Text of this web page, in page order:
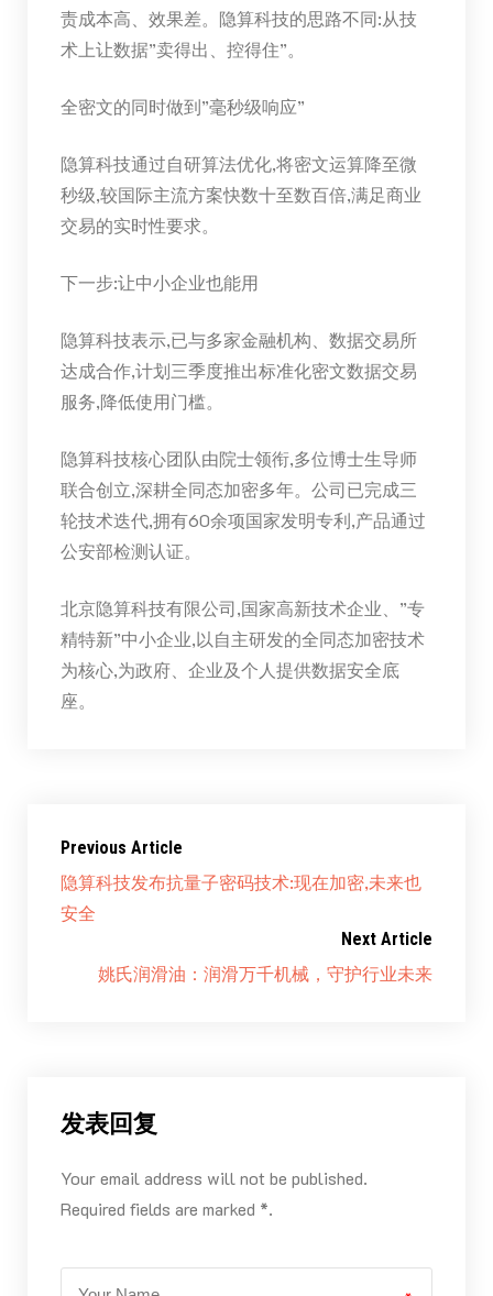
责成本高、效果差。隐算科技的思路不同:从技
术上让数据”卖得出、控得住”。
全密文的同时做到”毫秒级响应”
隐算科技通过自研算法优化,将密文运算降至微
秒级,较国际主流方案快数十至数百倍,满足商业
交易的实时性要求。
下一步:让中小企业也能用
隐算科技表示,已与多家金融机构、数据交易所
达成合作,计划三季度推出标准化密文数据交易
服务,降低使用门槛。
隐算科技核心团队由院士领衔,多位博士生导师
联合创立,深耕全同态加密多年。公司已完成三
轮技术迭代,拥有60余项国家发明专利,产品通过
公安部检测认证。
北京隐算科技有限公司,国家高新技术企业、”专
精特新”中小企业,以自主研发的全同态加密技术
为核心,为政府、企业及个人提供数据安全底
座。
Previous Article
隐算科技发布抗量子密码技术:现在加密,未来也
安全
Next Article
姚氏润滑油：润滑万千机械，守护行业未来
发表回复
Your email address will not be published.
Required fields are marked *.